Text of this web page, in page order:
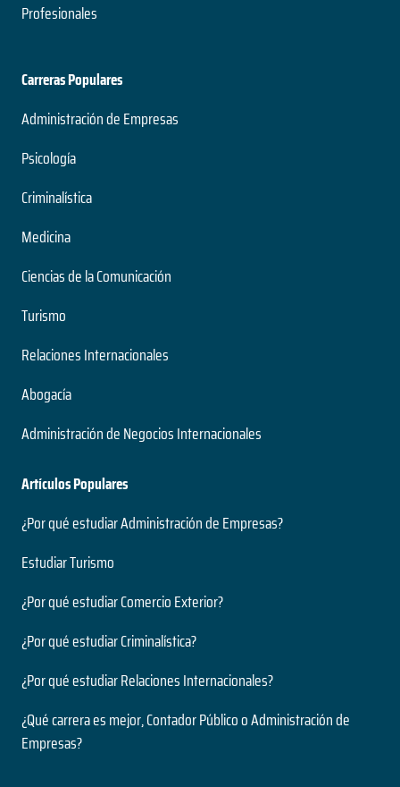
Profesionales
Carreras Populares
Administración de Empresas
Psicología
Criminalística
Medicina
Ciencias de la Comunicación
Turismo
Relaciones Internacionales
Abogacía
Administración de Negocios Internacionales
Artículos Populares
¿Por qué estudiar Administración de Empresas?
Estudiar Turismo
¿Por qué estudiar Comercio Exterior?
¿Por qué estudiar Criminalística?
¿Por qué estudiar Relaciones Internacionales?
¿Qué carrera es mejor, Contador Público o Administración de
Empresas?